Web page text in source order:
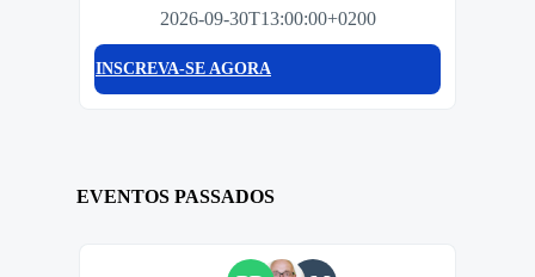
2026-09-30T13:00:00+0200
INSCREVA-SE AGORA
EVENTOS PASSADOS